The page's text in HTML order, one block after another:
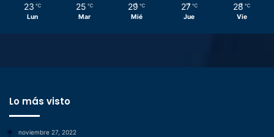
23 ℃
Lun
25 ℃
Mar
29 ℃
Mié
27 ℃
Jue
28 ℃
Vie
Lo más visto
noviembre 27, 2022